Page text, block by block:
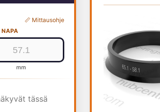
📏 Mittausohje
mm
tässä